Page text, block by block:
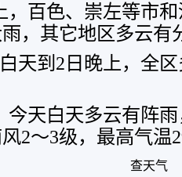
，百色、崇左等市
，其它地区多云有
天到2日晚上，全
今天白天多云有阵
风2～3级，最高气
查天气